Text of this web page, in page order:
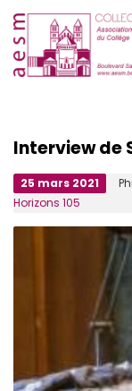
Interview de
25 mars 2021
Horizons 105